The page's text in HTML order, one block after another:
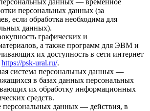
данных — временное
персональных данных (за
если обработка необходима для
данных).
графических и
а также программ для ЭВМ и
их доступность в сети интернет
https://psk-ural.ru/.
система персональных данных —
в базах данных персональных
их обработку информационных
средств.
персональных данных — действия, в